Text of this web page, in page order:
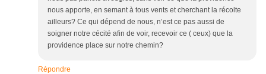
nous apporte, en semant à tous vents et cherchant la récolte
ailleurs? Ce qui dépend de nous, n’est ce pas aussi de
soigner notre cécité afin de voir, recevoir ce ( ceux) que la
providence place sur notre chemin?
Répondre